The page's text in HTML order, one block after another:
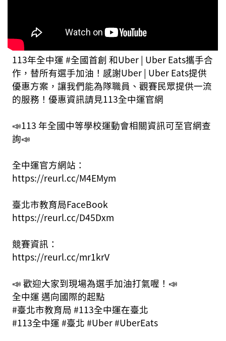
113年全中運 #全國首創 和Uber | Uber Eats攜手合
作，替所有選手加油！感謝Uber | Uber Eats提供
優惠方案，讓我們能為隊職員、觀賽民眾提供一流
的服務！優惠資訊請見113全中運官網
📣113 年全國中等學校運動會相關資訊可至官網查
詢📣
全中運官方網站：
https://reurl.cc/M4EMym
臺北市教育局FaceBook
https://reurl.cc/D45Dxm
競賽資訊：
https://reurl.cc/mr1krV
📣 歡迎大家到現場為選手加油打氣喔！📣
全中運 邁向國際的起點
#臺北市教育局 #113全中運在臺北
#113全中運 #臺北 #Uber #UberEats